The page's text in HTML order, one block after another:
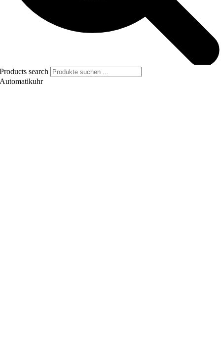
Products search
Automatikuhr